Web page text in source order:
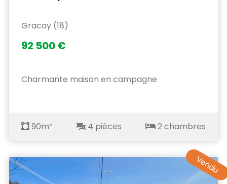
Gracay (18)
92 500 €
Charmante maison en campagne
90m² 4 pièces 2 chambres
Vendu